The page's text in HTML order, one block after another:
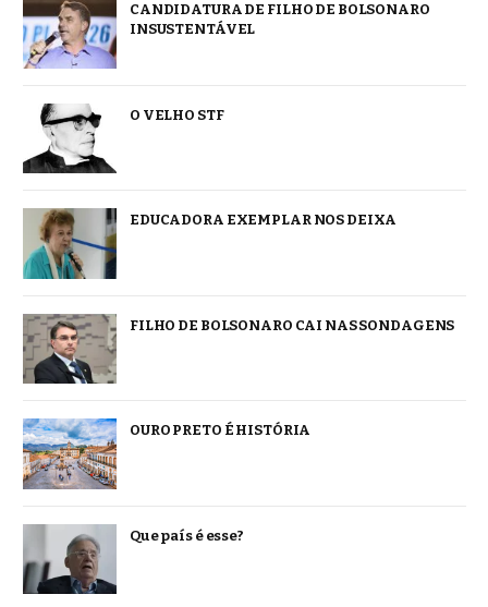
CANDIDATURA DE FILHO DE BOLSONARO
INSUSTENTÁVEL
O VELHO STF
EDUCADORA EXEMPLAR NOS DEIXA
FILHO DE BOLSONARO CAI NAS SONDAGENS
OURO PRETO É HISTÓRIA
Que país é esse?